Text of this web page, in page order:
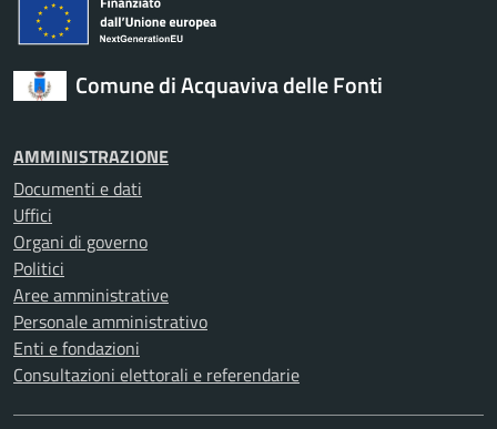
Comune di Acquaviva delle Fonti
AMMINISTRAZIONE
Documenti e dati
Uffici
Organi di governo
Politici
Aree amministrative
Personale amministrativo
Enti e fondazioni
Consultazioni elettorali e referendarie